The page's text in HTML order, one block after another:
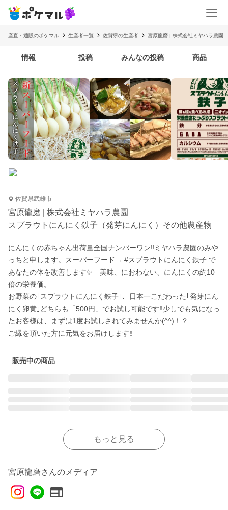
産直・通販のポケマル 生産者一覧 佐賀県の生産者 宮原龍磨 | 株式会社ミヤハラ農園
情報 投稿 みんなの投稿 商品
佐賀県武雄市
宮原龍磨 | 株式会社ミヤハラ農園
スプラウトにんにく鉄子（発芽にんにく）その他農産物
にんにくの赤ちゃん出荷量全国ナンバーワン‼ミヤハラ農園のみや
っちと申します。スーパーフード→ #スプラウトにんにく鉄子 で
あなたの体を改善します✨　美味、におわない、にんにくの約10
倍の栄養価。
お野菜の｢スプラウトにんにく鉄子｣、日本一こだわった｢発芽にん
にく卵黄｣どちらも「500円」でお試し可能です‼少しでも気になっ
たお客様は、まずは1度お試しされてみませんか(^^)！？
ご縁を頂いた方に元気をお届けします‼
販売中の商品
もっと見る
宮原龍磨さんのメディア